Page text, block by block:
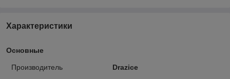
Характеристики
Основные
Производитель Drazice